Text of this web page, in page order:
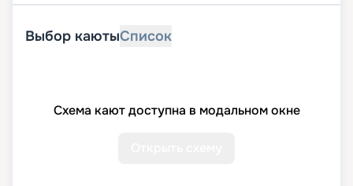
Выбор каютыСписок
Схема кают доступна в модальном окне